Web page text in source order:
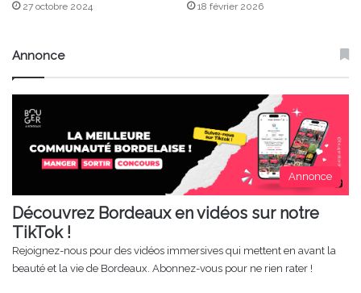
27 octobre 2024 18 février 2026
Annonce
Annonce
Découvrez Bordeaux en vidéos sur notre
TikTok !
Rejoignez-nous pour des vidéos immersives qui mettent en avant la
beauté et la vie de Bordeaux. Abonnez-vous pour ne rien rater !